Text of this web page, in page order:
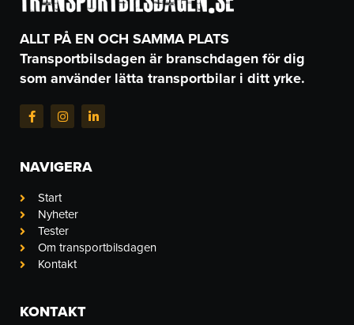
ALLT PÅ EN OCH SAMMA PLATS
Transportbilsdagen är branschdagen för dig
som använder lätta transportbilar i ditt yrke.
F
a
c
o
I
n
s
g
a
m
L
i
n
d
NAVIGERA
Start
Nyheter
Tester
Om transportbilsdagen
Kontakt
KONTAKT